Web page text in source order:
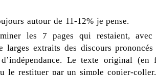
autour de 11-12% je pense.
les 7 pages qui restaient,
larges extraits des discours
d’indépendance. Le texte original
le restituer par un simple copier-